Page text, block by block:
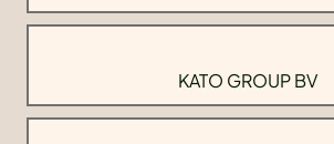
KATO GROUP BV